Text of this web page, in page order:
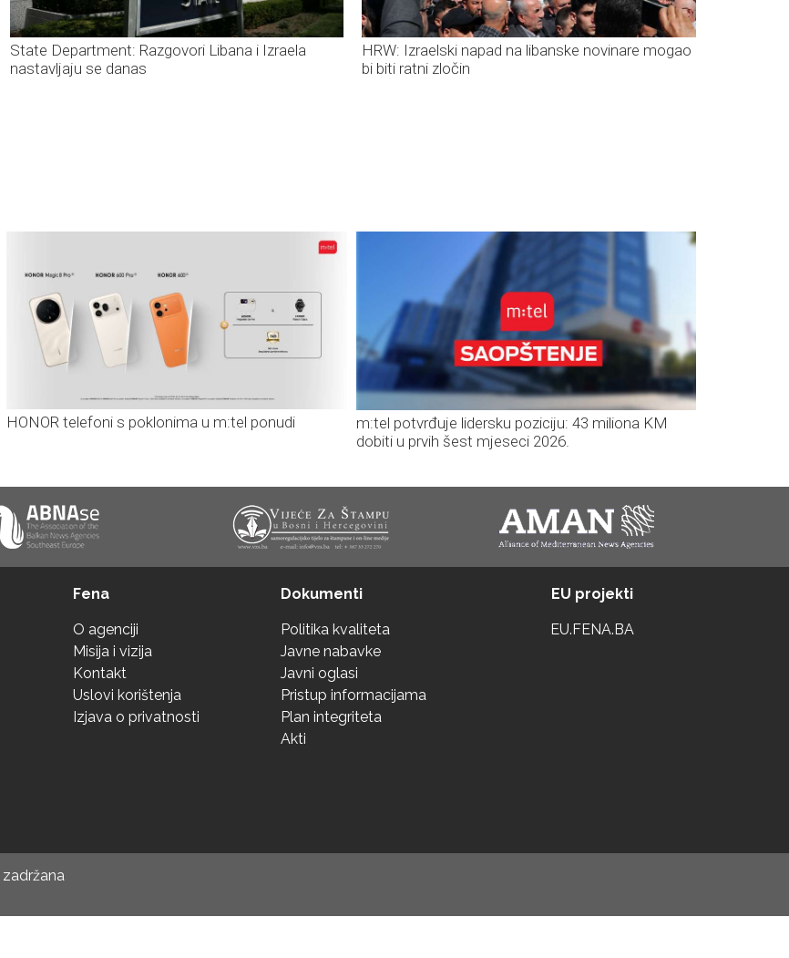
State Department: Razgovori Libana i Izraela
nastavljaju se danas
HRW: Izraelski napad na libanske novinare mogao
bi biti ratni zločin
HONOR telefoni s poklonima u m:tel ponudi
m:tel potvrđuje lidersku poziciju: 43 miliona KM
dobiti u prvih šest mjeseci 2026.
Fena
O agenciji
Misija i vizija
Kontakt
Uslovi korištenja
Izjava o privatnosti
Dokumenti
Politika kvaliteta
Javne nabavke
Javni oglasi
Pristup informacijama
Plan integriteta
Akti
EU projekti
EU.FENA.BA